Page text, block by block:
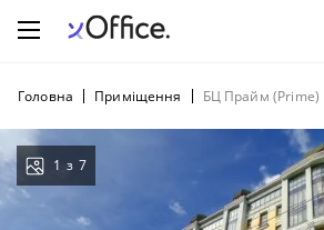
Головна Приміщення БЦ Прайм (Prime)
1 з 7